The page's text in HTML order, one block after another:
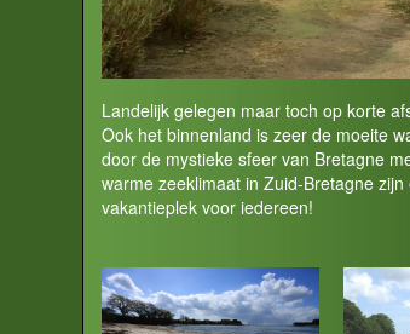
Landelijk gelegen maar toch op korte
Ook het binnenland is zeer de moeite
door de mystieke sfeer van Bretagne
warme zeeklimaat in Zuid-Bretagne
vakantieplek voor iedereen!